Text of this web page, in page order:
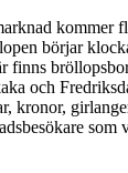
kommer
börjar
finns
och
kronor,
som